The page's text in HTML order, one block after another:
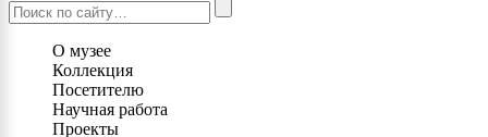
О музее
Коллекция
Посетителю
Научная работа
Проекты